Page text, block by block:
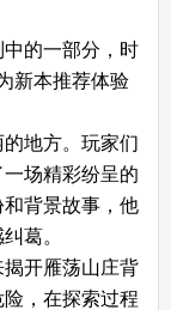
的一部分，时
新本推荐体验
地方。玩家们
场精彩纷呈的
背景故事，他
葛。
开雁荡山庄背
，在探索过程